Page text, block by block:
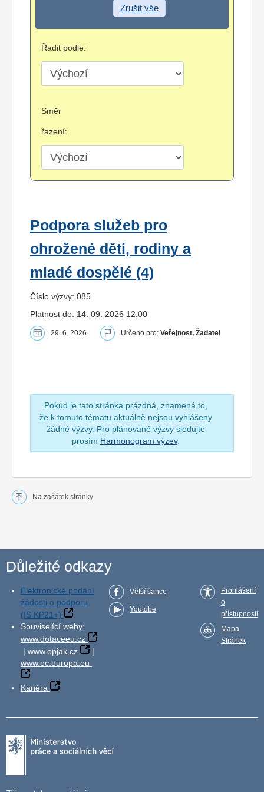
Zrušit vše
Řadit podle:
Směr
řazení:
Podpora služeb pro
ohrožené děti, rodiny a
mladé dospělé (4)
Číslo výzvy: 085
Platnost do: 14. 09. 2026 12:00
29. 6. 2026 Určeno pro: Veřejnost, Žadatel
Pokud je tato stránka prázdná, znamená to,
že k tomuto tématu aktuálně nejsou vyhlášeny
žádné výzvy. Pro plánované výzvy sledujte
prosím Harmonogram výzev.
Na začátek stránky
Důležité odkazy
Elektronické podání
žádosti o podporu
(IS KP21+)
Související weby:
www.dotaceeu.cz
| www.opjak.cz
|
www.ec.europa.eu
Kariéra
Větší šance
Youtube
Prohlášení
o
přístupnosti
Mapa
Stránek